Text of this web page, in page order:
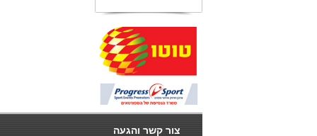
צור קשר והגעה